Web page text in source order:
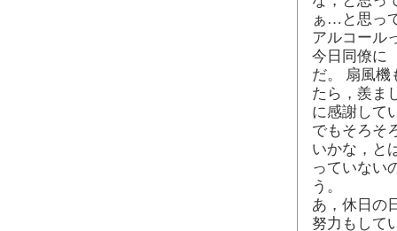
ぁ…と思っ
アルコール
今日同僚に
だ。 扇風機
たら，羨ま
に感謝して
でもそろそ
いかな，と
っていない
う。
あ，休日の
努力もして